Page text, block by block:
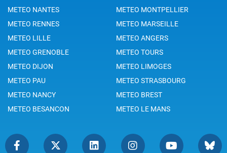
METEO NANTES
METEO MONTPELLIER
METEO RENNES
METEO MARSEILLE
METEO LILLE
METEO ANGERS
METEO GRENOBLE
METEO TOURS
METEO DIJON
METEO LIMOGES
METEO PAU
METEO STRASBOURG
METEO NANCY
METEO BREST
METEO BESANCON
METEO LE MANS